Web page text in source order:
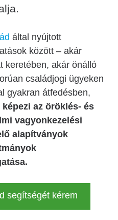
által nyújtott
között – akár
keretében, akár önálló
családjogi ügyeken
gyakran átfedésben,
az öröklés- és
vagyonkezelési
alapítványok
segítségét kérem